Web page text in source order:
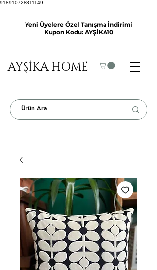
918910728811149
Yeni Üyelere Özel Tanışma İndirimi
Kupon Kodu: AYŞİKA10
AYŞİKA HOME